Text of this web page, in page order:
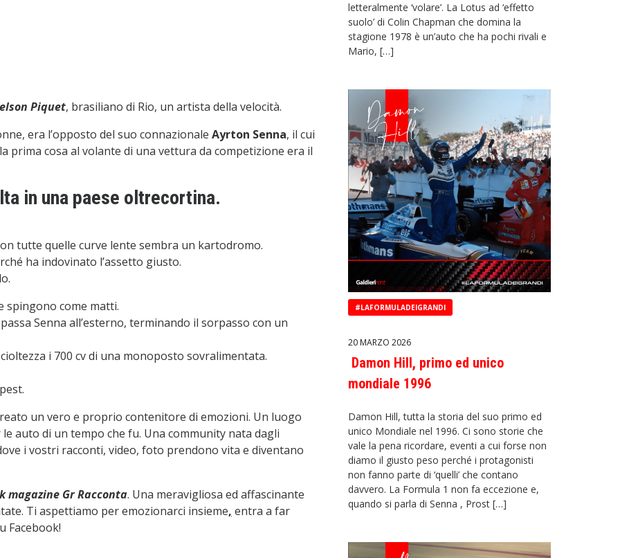
Piquet, brasiliano di Rio, un artista della velocità.
era l’opposto del suo connazionale Ayrton Senna, il cui
prima cosa al volante di una vettura da competizione era il
in una paese oltrecortina.
tutte quelle curve lente sembra un kartodromo.
ha indovinato l’assetto giusto.
spingono come matti.
Senna all’esterno, terminando il sorpasso con un
i 700 cv di una monoposto sovralimentata.
un vero e proprio contenitore di emozioni. Un luogo
auto di un tempo che fu. Una community nata dagli
i vostri racconti, video, foto prendono vita e diventano
Gr Racconta. Una meravigliosa ed affascinante
Ti aspettiamo per emozionarci insieme, entra a far
Facebook!
letteralmente ‘volare’. La Lotus ad ‘effetto
suolo’ di Colin Chapman che domina la
stagione 1978 è un’auto che ha pochi rivali e
Mario, […]
#LAFORMULADEIGRANDI
20 MARZO 2026
Damon Hill, primo ed unico
mondiale 1996
Damon Hill, tutta la storia del suo primo ed
unico Mondiale nel 1996. Ci sono storie che
vale la pena ricordare, eventi a cui forse non
diamo il giusto peso perché i protagonisti
non fanno parte di ‘quelli’ che contano
davvero. La Formula 1 non fa eccezione e,
quando si parla di Senna , Prost […]